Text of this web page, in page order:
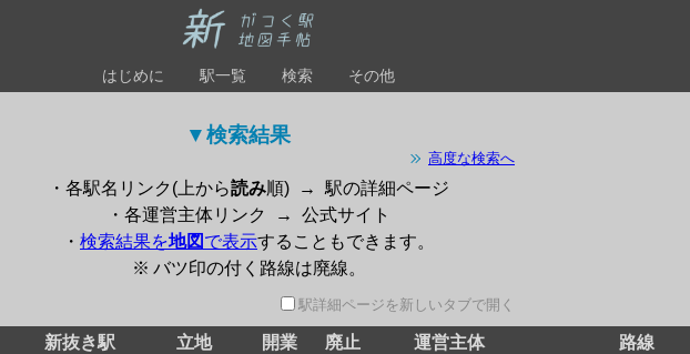
はじめに 駅一覧 検索 その他
▼検索結果
高度な検索へ
・各駅名リンク(上から読み順) → 駅の詳細ページ
・各運営主体リンク
→ 公式サイト
・ 検索結果を地図 で表示することもできます。
※ バツ印の付く路線は廃線。
駅詳細ページを新しいタブで開く
新抜き駅 立地 開業 廃止 運営主体 路線